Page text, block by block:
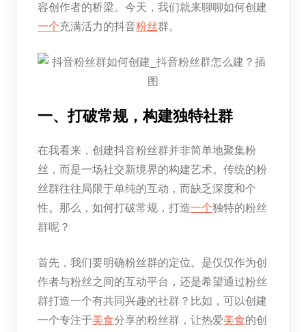
容创作者的桥梁。今天，我们就来聊聊如何创建
一个充满活力的抖音粉丝群。
一、打破常规，构建独特社群
在我看来，创建抖音粉丝群并非简单地聚集粉
丝，而是一场社交新境界的构建艺术。传统的粉
丝群往往局限于单纯的互动，而缺乏深度和个
性。那么，如何打破常规，打造一个独特的粉丝
群呢？
首先，我们要明确粉丝群的定位。是仅仅作为创
作者与粉丝之间的互动平台，还是希望通过粉丝
群打造一个有共同兴趣的社群？比如，可以创建
一个专注于美食分享的粉丝群，让热爱美食的创